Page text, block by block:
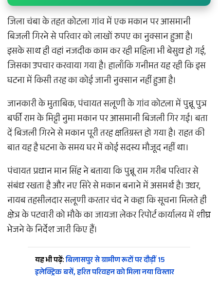
जिला चंबा के तहत कोटला गांव में एक मकान पर आसमानी
बिजली गिरने से परिवार को लाखों रुपए का नुक्सान हुआ है।
इसके साथ ही वहां नजदीक काम कर रही महिला भी बेसुध हो गई,
जिसका उपचार करवाया गया है। हालाँकि गनीमत यह रही कि इस
घटना में किसी तरह का कोई जानी नुक्सान नहीं हुआ है।
जानकारी के मुताबिक, पंचायत सलूणी के गांव कोटला में पुन्नू पुत्र
बर्फी राम के मिट्टी नुमा मकान पर आसमानी बिजली गिर गई। बता
दें बिजली गिरने से मकान पूरी तरह क्षतिग्रस्त हो गया है। राहत की
बात यह है घटना के समय घर में कोई सदस्य मौजूद नहीं था।
पंचायत प्रधान मान सिंह ने बताया कि पुन्नू राम गरीब परिवार से
संबंध रखता है और नए सिरे से मकान बनाने में असमर्थ है। उधर,
नायब तहसीलदार सलूणी करतार चंद ने कहा कि सूचना मिलते ही
क्षेत्र के पटवारी को मौके का जायजा लेकर रिपोर्ट कार्यालय में शीघ्र
भेजने के निर्देश जारी किए हैं।
यह भी पढ़ें:बिलासपुर से ग्रामीण रूटों पर दौड़ीं 15
इलेक्ट्रिक बसें, हरित परिवहन को मिला नया विस्तार